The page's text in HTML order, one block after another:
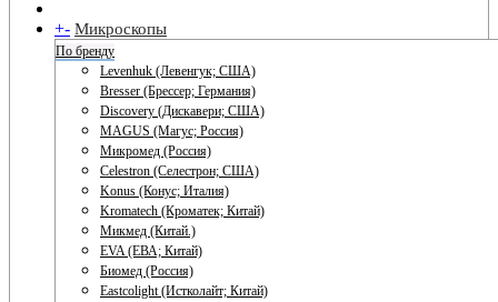
+- Микроскопы
По бренду
Levenhuk (Левенгук; США)
Bresser (Брессер; Германия)
Discovery (Дискавери; США)
MAGUS (Магус; Россия)
Микромед (Россия)
Celestron (Селестрон; США)
Konus (Конус; Италия)
Kromatech (Кроматек; Китай)
Микмед (Китай.)
EVA (ЕВА; Китай)
Биомед (Россия)
Eastcolight (Истколайт; Китай)